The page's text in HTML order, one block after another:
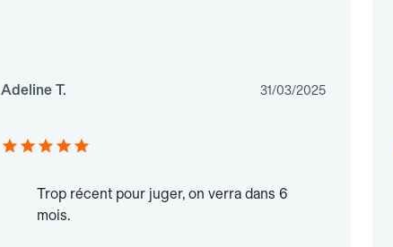
Adeline T. 31/03/2025
Trop récent pour juger, on verra dans 6
mois.